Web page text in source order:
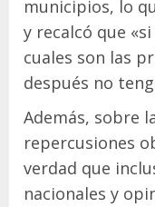
municipios, lo
y recalcó que
cuales son las
después no
Además, sobre
repercusiones
verdad que
nacionales y